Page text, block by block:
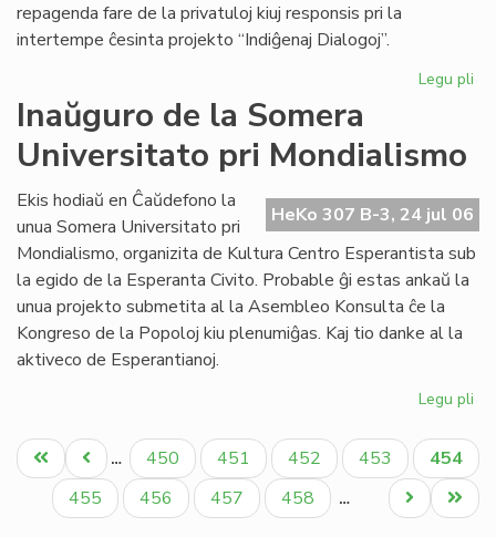
repagenda fare de la privatuloj kiuj responsis pri la
intertempe ĉesinta projekto “Indiĝenaj Dialogoj”.
Legu pli
Inaŭguro de la Somera
Universitato pri Mondialismo
HeKo 307 B-3, 24 jul 06
Ekis hodiaŭ en Ĉaŭdefono la
unua Somera Universitato pri
Mondialismo, organizita de Kultura Centro Esperantista sub
la egido de la Esperanta Civito. Probable ĝi estas ankaŭ la
unua projekto submetita al la Asembleo Konsulta ĉe la
Kongreso de la Popoloj kiu plenumiĝas. Kaj tio danke al la
aktiveco de Esperantianoj.
Legu pli
de
la
Pagination
Unua
paĝo
Antaŭa
paĝo
… Paĝo
450 Paĝo
451 Paĝo
452 Paĝo
453
Aktuala
paĝo
454
Paĝo
455 Paĝo
456 Paĝo
457 Paĝo
458 …
Last
page
Next
page